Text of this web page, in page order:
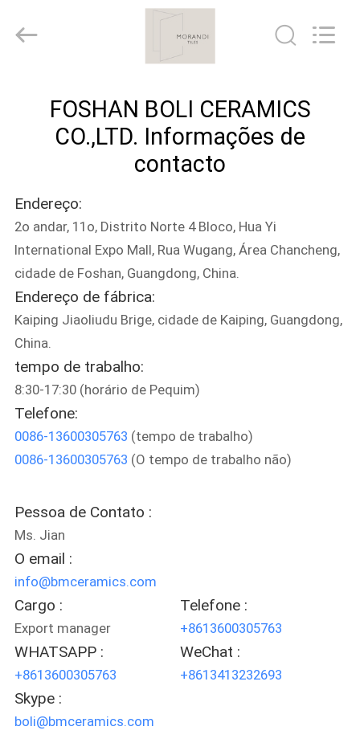
CASA
VÍDEOS
SOBRE
NÓS
VISITA
FÁBRICA
CONTROLE
QUALIDADE
CONTACTE-
NOS
SOLICITE UM
ORÇAMENTO
MAPA
CERAMICS
CO.,LTD..
FOSHAN BOLI CERAMICS
CO.,LTD. Informações de
contacto
Endereço:
2o andar, 11o, Distrito Norte 4 Bloco, Hua Yi
International Expo Mall, Rua Wugang, Área Chancheng,
cidade de Foshan, Guangdong, China.
Endereço de fábrica:
Kaiping Jiaoliudu Brige, cidade de Kaiping, Guangdong,
China.
tempo de trabalho:
8:30-17:30 (horário de Pequim)
Telefone:
0086-13600305763 (tempo de trabalho)
0086-13600305763 (O tempo de trabalho não)
Pessoa de Contato :
Ms. Jian
O email :
info@bmceramics.com
Cargo :
Export manager
Telefone :
+8613600305763
WHATSAPP :
+8613600305763
WeChat :
+8613413232693
Skype :
boli@bmceramics.com